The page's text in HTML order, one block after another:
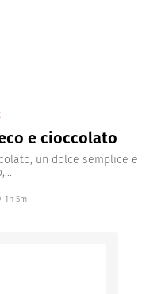
e cioccolato
un dolce semplice e
1h 5m